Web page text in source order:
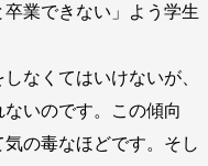
業できない」よう学生
なくてはいけないが、
いのです。この傾向
の毒なほどです。そし